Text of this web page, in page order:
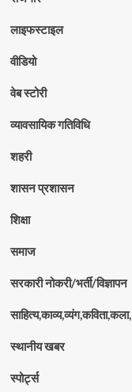
लाइफस्टाइल
वीडियो
वेब स्टोरी
व्यावसायिक गतिविधि
शहरी
शासन प्रशासन
शिक्षा
समाज
सरकारी नोकरी/भर्ती/विज्ञापन
साहित्य,काव्य,व्यंग,कविता,कला,
स्थानीय खबर
स्पोर्ट्स